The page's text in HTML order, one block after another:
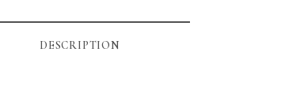
DESCRIPTION